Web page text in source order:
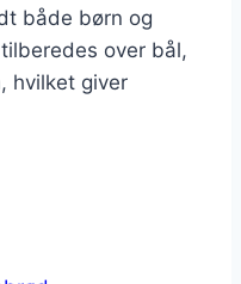
både børn og
over bål,
hvilket giver